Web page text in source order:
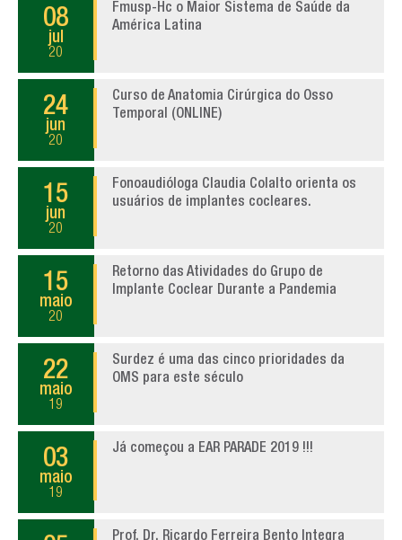
08
jul
20
Fmusp-Hc o Maior Sistema de Saúde da
América Latina
24
jun
20
Curso de Anatomia Cirúrgica do Osso
Temporal (ONLINE)
15
jun
20
Fonoaudióloga Claudia Colalto orienta os
usuários de implantes cocleares.
15
maio
20
Retorno das Atividades do Grupo de
Implante Coclear Durante a Pandemia
22
maio
19
Surdez é uma das cinco prioridades da
OMS para este século
03
maio
19
Já começou a EAR PARADE 2019 !!!
Prof. Dr. Ricardo Ferreira Bento Integra